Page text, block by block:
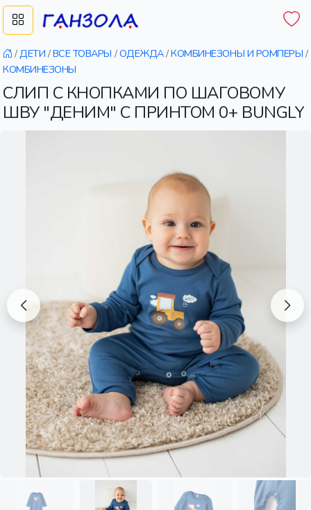
/ДЕТИ /ВСЕ ТОВАРЫ /ОДЕЖДА/КОМБИНЕЗОНЫ И РОМПЕРЫ /
КОМБИНЕЗОНЫ
СЛИП С КНОПКАМИ ПО ШАГОВОМУ
ШВУ "ДЕНИМ" С ПРИНТОМ 0+ BUNGLY